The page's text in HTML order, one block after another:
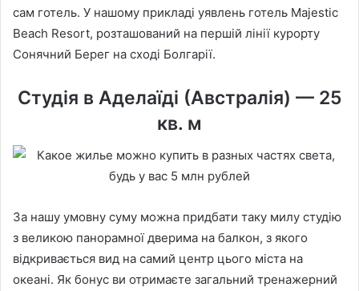
сам готель. У нашому прикладі уявлень готель Majestic
Beach Resort, розташований на першій лінії курорту
Сонячний Берег на сході Болгарії.
Студія в Аделаїді (Австралія) — 25
кв. м
За нашу умовну суму можна придбати таку милу студію
з великою панорамної дверима на балкон, з якого
відкривається вид на самий центр цього міста на
океані. Як бонус ви отримаєте загальний тренажерний